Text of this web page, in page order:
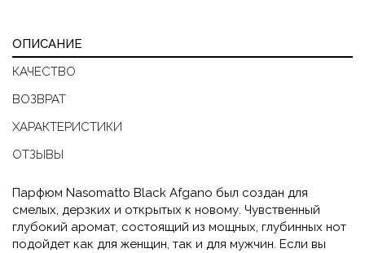
ОПИСАНИЕ
КАЧЕСТВО
ВОЗВРАТ
ХАРАКТЕРИСТИКИ
ОТЗЫВЫ
Парфюм Nasomatto Black Afgano был создан для
смелых, дерзких и открытых к новому. Чувственный
глубокий аромат, состоящий из мощных, глубинных нот
подойдет как для женщин, так и для мужчин. Если вы